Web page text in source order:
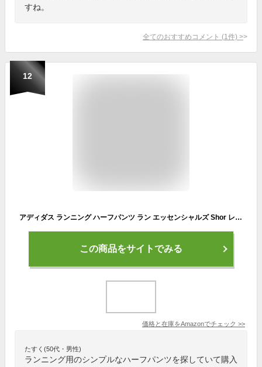
すね。
全てのおすすめコメント (1 件) >
12
アディダス ランニング ハーフパンツ ラン エッセンシャルズ Shor レディース TX275 ブラック (KA0235) M
この商品をサイトでみる
価格と在庫をAmazonでチェック >>
たすく(50代・男性)
ランニング用のシンプルなハーフパンツを探していて購入